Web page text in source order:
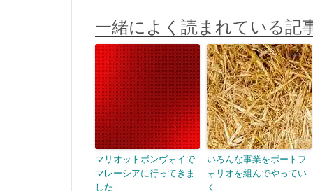
一緒によく読まれている記
マリオットボンヴォイで
マレーシアに行ってきま
した
いろんな事業をポートフ
ォリオを組んでやってい
く